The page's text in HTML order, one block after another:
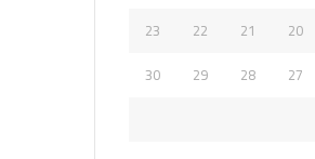
20
21
22
23
27
28
29
30